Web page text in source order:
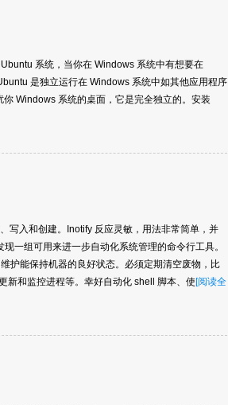
系统，当你在 Windows 系统中有想要在
是独立运行在 Windows 系统中如其他应用程序
Windows 系统的桌面，它是完全独立的。安装
写入和创建。Inotify 反应灵敏，用法非常简单，并
一组可用来进一步自动化系统管理的命令行工具。
护能保持机器的良好状态。必须定期清空废物，比
新和监控进程等。幸好自动化 shell 脚本、使 [阅读全